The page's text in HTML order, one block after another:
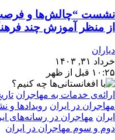
نشست “چالش‌ها و
از منظر آموزش چند
دیاران
خرداد ۳۱, ۱۴۰۳
۱۰:۲۵ قبل از ظهر
ارائه‌ی خدمات به مهاجران
مهاجران در ایران رویدادها و
ایران مهاجران در رسانه‌های
دوم و سوم مهاجران در ایران